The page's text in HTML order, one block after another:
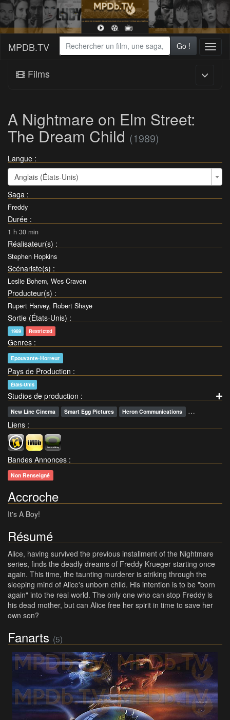
MPDB.TV Go !
Films
A Nightmare on Elm Street:
The Dream Child (1989)
Langue :
Anglais (États-Unis)
Saga :
Freddy
Durée :
1 h 30 min
Réalisateur(s) :
Stephen Hopkins
Scénariste(s) :
Leslie Bohem, Wes Craven
Producteur(s) :
Rupert Harvey, Robert Shaye
Sortie (États-Unis) :
1989 Restricted
Genres :
Epouvante-Horreur
Pays de Production :
États-Unis
Studios de production :
New Line Cinema Smart Egg Pictures Heron Communications
…
Liens :
Bandes Annonces :
Non Renseigné
Accroche
It's A Boy!
Résumé
Alice, having survived the previous installment of the Nightmare
series, finds the deadly dreams of Freddy Krueger starting once
again. This time, the taunting murderer is striking through the
sleeping mind of Alice's unborn child. His intention is to be "born
again" into the real world. The only one who can stop Freddy is
his dead mother, but can Alice free her spirit in time to save her
own son?
Fanarts (5)